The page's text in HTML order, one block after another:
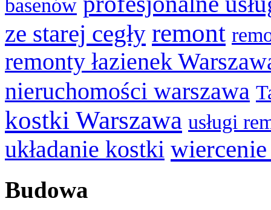
basenów
ze starej cegły remont
remonty łazienek
nieruchomości warszawa
kostki Warszawa usługi
układanie kostki
Budowa